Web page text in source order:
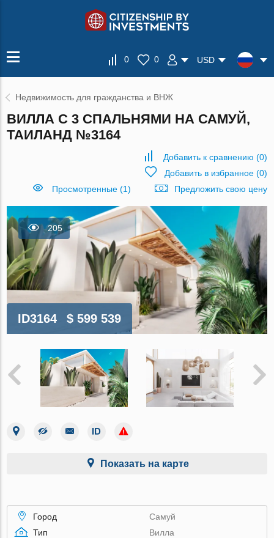
0 0 USD
Недвижимость для гражданства и ВНЖ
ВИЛЛА С 3 СПАЛЬНЯМИ НА САМУЙ,
ТАИЛАНД №3164
Добавить к сравнению (0)
Добавить в избранное(0)
Просмотренные (1)
Предложить свою цену
205
ID3164 $ 599 539
Показать на карте
Город
Самуй
Тип
Вилла